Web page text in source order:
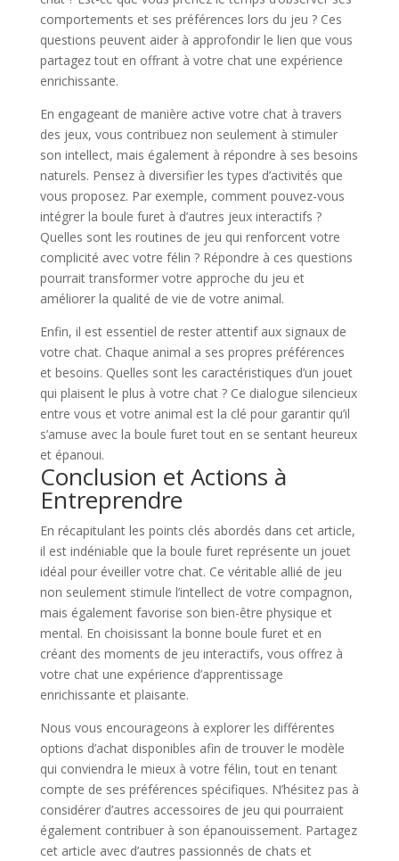
comportements et ses préférences lors du jeu ? Ces
questions peuvent aider à approfondir le lien que vous
partagez tout en offrant à votre chat une expérience
enrichissante.
En engageant de manière active votre chat à travers
des jeux, vous contribuez non seulement à stimuler
son intellect, mais également à répondre à ses besoins
naturels. Pensez à diversifier les types d’activités que
vous proposez. Par exemple, comment pouvez-vous
intégrer la boule furet à d’autres jeux interactifs ?
Quelles sont les routines de jeu qui renforcent votre
complicité avec votre félin ? Répondre à ces questions
pourrait transformer votre approche du jeu et
améliorer la qualité de vie de votre animal.
Enfin, il est essentiel de rester attentif aux signaux de
votre chat. Chaque animal a ses propres préférences
et besoins. Quelles sont les caractéristiques d’un jouet
qui plaisent le plus à votre chat ? Ce dialogue silencieux
entre vous et votre animal est la clé pour garantir qu’il
s’amuse avec la boule furet tout en se sentant heureux
et épanoui.
Conclusion et Actions à
Entreprendre
En récapitulant les points clés abordés dans cet article,
il est indéniable que la boule furet représente un jouet
idéal pour éveiller votre chat. Ce véritable allié de jeu
non seulement stimule l’intellect de votre compagnon,
mais également favorise son bien-être physique et
mental. En choisissant la bonne boule furet et en
créant des moments de jeu interactifs, vous offrez à
votre chat une expérience d’apprentissage
enrichissante et plaisante.
Nous vous encourageons à explorer les différentes
options d’achat disponibles afin de trouver le modèle
qui conviendra le mieux à votre félin, tout en tenant
compte de ses préférences spécifiques. N’hésitez pas à
considérer d’autres accessoires de jeu qui pourraient
également contribuer à son épanouissement. Partagez
cet article avec d’autres passionnés de chats et